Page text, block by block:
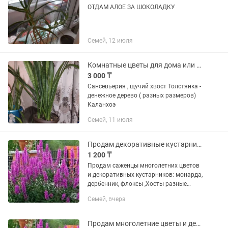
ОТДАМ АЛОЕ ЗА ШОКОЛАДКУ
Семей, 12 июля
Комнатные цветы для дома или офиса
3 000 ₸
Сансевьерия , щучий хвост Толстянка -
денежное дерево ( разных размеров)
Каланхоэ
Семей, 11 июля
Продам декоративные кустарники и многолетние цветы
1 200 ₸
Продам саженцы многолетних цветов
и декоративных кустарников: монарда,
дербенник, флоксы ,Хосты разные
Анабель ,седум очеток . Спирея
Семей, вчера
Продам многолетние цветы и декоративные кустарники